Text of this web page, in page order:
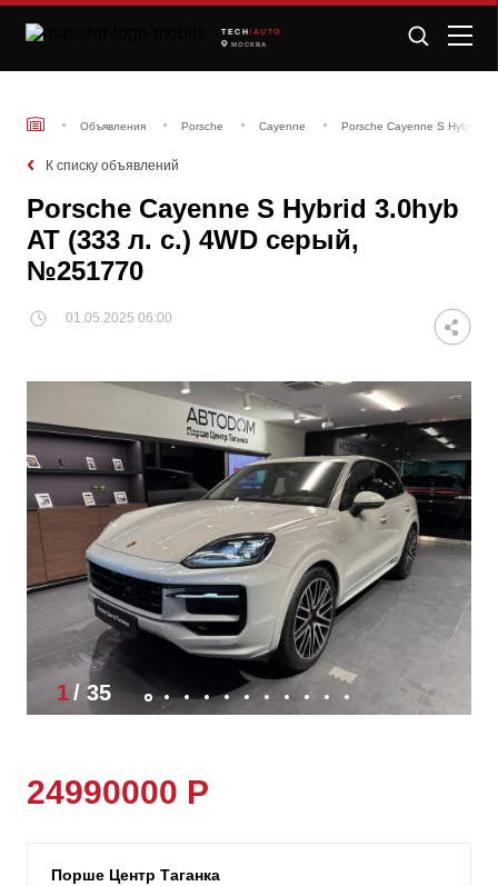
TECH /AUTO
МОСКВА
Объявления Porsche Cayenne Porsche Cayenne S Hybrid
К списку объявлений
Porsche Cayenne S Hybrid 3.0hyb
AT (333 л. с.) 4WD серый,
№251770
01.05.2025 06:00
1/ 35
24990000 Р
Порше Центр Таганка